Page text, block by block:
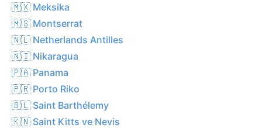
🇲🇽 Meksika
🇲🇸 Montserrat
🇳🇱 Netherlands Antilles
🇳🇮 Nikaragua
🇵🇦 Panama
🇵🇷 Porto Riko
🇧🇱 Saint Barthélemy
🇰🇳 Saint Kitts ve Nevis